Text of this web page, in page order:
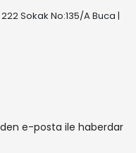
Sokak No:135/A Buca |
e-posta ile haberdar